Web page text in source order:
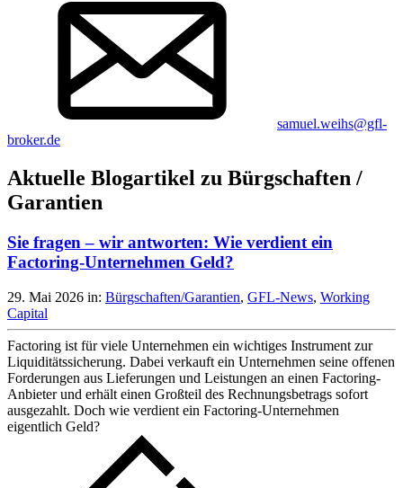
samuel.weihs@gfl-
broker.de
Aktuelle Blogartikel zu Bürgschaften /
Garantien
Sie fragen – wir antworten: Wie verdient ein
Factoring-Unternehmen Geld?
29. Mai 2026 in: Bürgschaften/Garantien, GFL-News, Working
Capital
Factoring ist für viele Unternehmen ein wichtiges Instrument zur
Liquiditätssicherung. Dabei verkauft ein Unternehmen seine offenen
Forderungen aus Lieferungen und Leistungen an einen Factoring-
Anbieter und erhält einen Großteil des Rechnungsbetrags sofort
ausgezahlt. Doch wie verdient ein Factoring-Unternehmen
eigentlich Geld?